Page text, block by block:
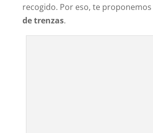
recogido. Por eso, te proponemos
de trenzas.